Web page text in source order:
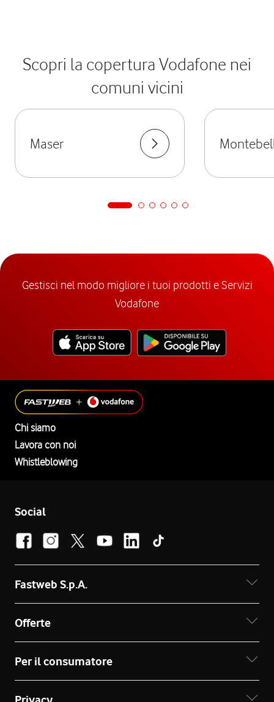
Scopri la copertura Vodafone nei
comuni vicini
Maser
Gestisci nel modo migliore i tuoi prodotti e Servizi
Vodafone
Chi siamo
Lavora con noi
Whistleblowing
Social
Fastweb S.p.A.
Offerte
Per il consumatore